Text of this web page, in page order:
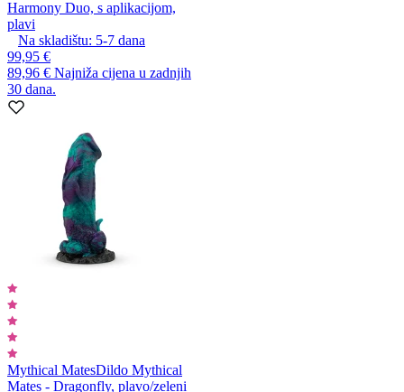
Harmony Duo, s aplikacijom,
plavi
Na skladištu: 5-7 dana
99,95 €
89,96 € Najniža cijena u zadnjih
30 dana.
Mythical MatesDildo Mythical
Mates - Dragonfly, plavo/zeleni